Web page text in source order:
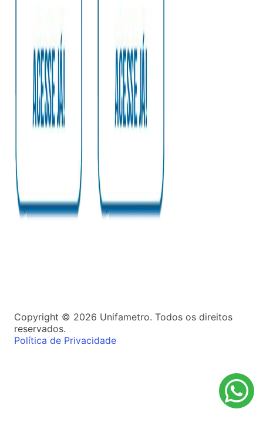
Copyright © 2026 Unifametro. Todos os direitos
reservados.
Política de Privacidade